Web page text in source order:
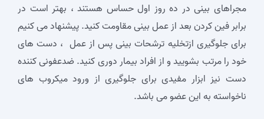
مجراهای بینی در ده روز اول حساس هستند ، بهتر است در
برابر فین کردن بعد از عمل بینی مقاومت کنید. پیشنهاد می کنیم
برای جلوگیری ازتخلیه ترشحات بینی پس از عمل ، دست های
خود را مرتب بشویید و از افراد بیمار دوری کنید. ضدعفونی کننده
دست نیز ابزار مفیدی برای جلوگیری از ورود میکروب های
ناخواسته به این عضو می باشد.